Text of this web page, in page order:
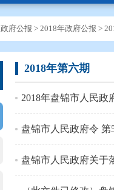
政府公报 > 2018年政府公报 >
2018年第六期
2018年盘锦市人民政
盘锦市人民政府令
盘锦市人民政府关于